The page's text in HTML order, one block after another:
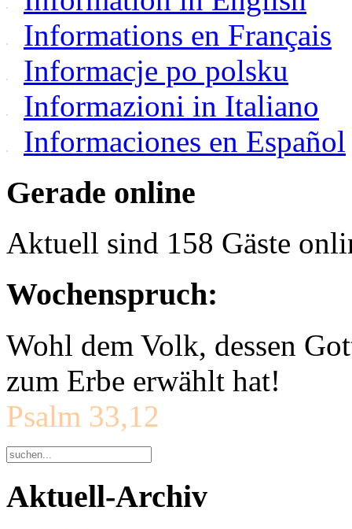
Informations en Français
Informacje po polsku
Informazioni in Italiano
Informaciones en Español
Gerade online
Aktuell sind 158 Gäste
Wochenspruch:
Wohl dem Volk, dessen
zum Erbe erwählt hat!
Psalm 33,12
Aktuell-Archiv